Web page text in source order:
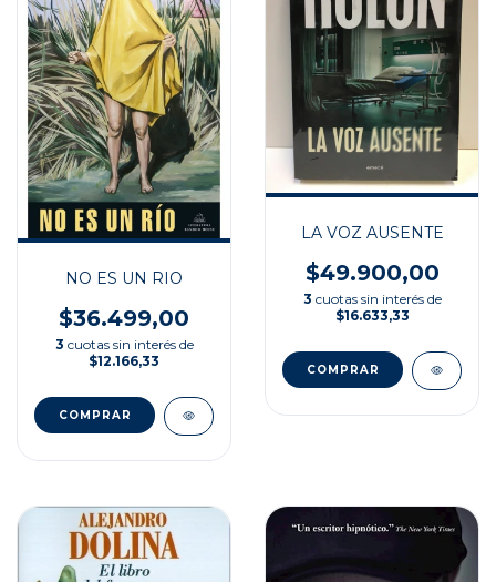
NO ES UN RIO
$36.499,00
3 cuotas sin interés de
$12.166,33
LA VOZ AUSENTE
$49.900,00
3 cuotas sin interés de
$16.633,33